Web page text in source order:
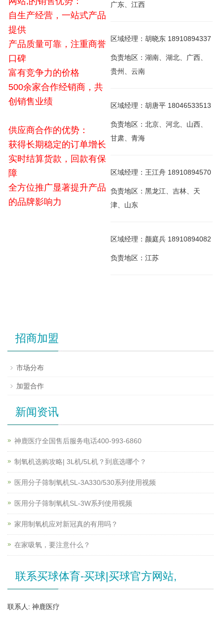
自生产经营，一站式产品
提供
产品质量可靠，注重商誉
口碑
富有竞争力的价格
500余家合作经销商，共
创销售业绩
供应商合作的优势：
获得长期稳定的订单增长
实时结算货款，回款有保
障
全方位推广显著提升产品
的品牌影响力
广东、江西
区域经理：胡晓东 18910894337
负责地区：湖南、湖北、广西、
贵州、云南
区域经理：胡唐平 18046533513
负责地区：北京、河北、山西、
甘肃、青海
区域经理：王江舟 18910894570
负责地区：黑龙江、吉林、天
津、山东
区域经理：颜庭兵 18910894082
负责地区：江苏
招商加盟
市场分布
加盟合作
新闻资讯
神鹿医疗全国售后服务电话400-993-6860
制氧机选购攻略| 3L机/5L机？到底选哪个？
医用分子筛制氧机SL-3A330/530系列使用视频
医用分子筛制氧机SL-3W系列使用视频
家用制氧机应对新冠真的有用吗？
在家吸氧，要注意什么？
联系买球体育-买球|买球官方网站,
联系人: 神鹿医疗